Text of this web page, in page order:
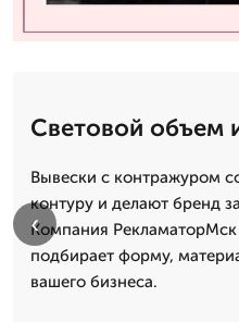
Световой объем
Вывески с контражуром
контуру и делают бренд
Компания РекламаторМск
подбирает форму,
вашего бизнеса.
‹